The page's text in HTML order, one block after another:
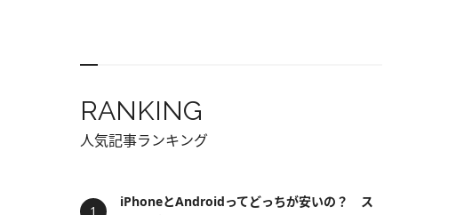
RANKING
人気記事ランキング
iPhoneとAndroidってどっちが安いの？ ス